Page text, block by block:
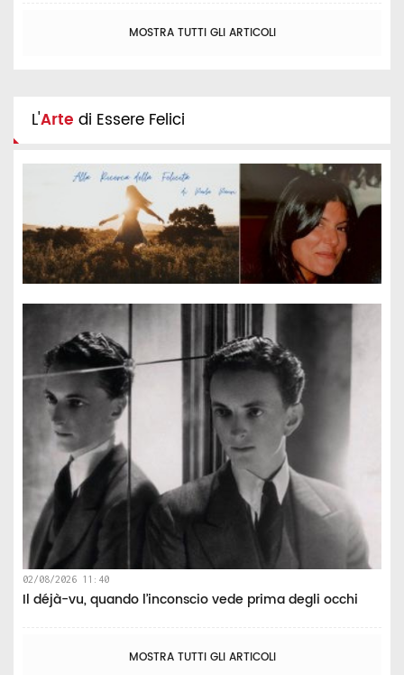
MOSTRA TUTTI GLI ARTICOLI
L'Arte di Essere Felici
02/08/2026 11:40
Il déjà-vu, quando l’inconscio vede prima degli occhi
MOSTRA TUTTI GLI ARTICOLI